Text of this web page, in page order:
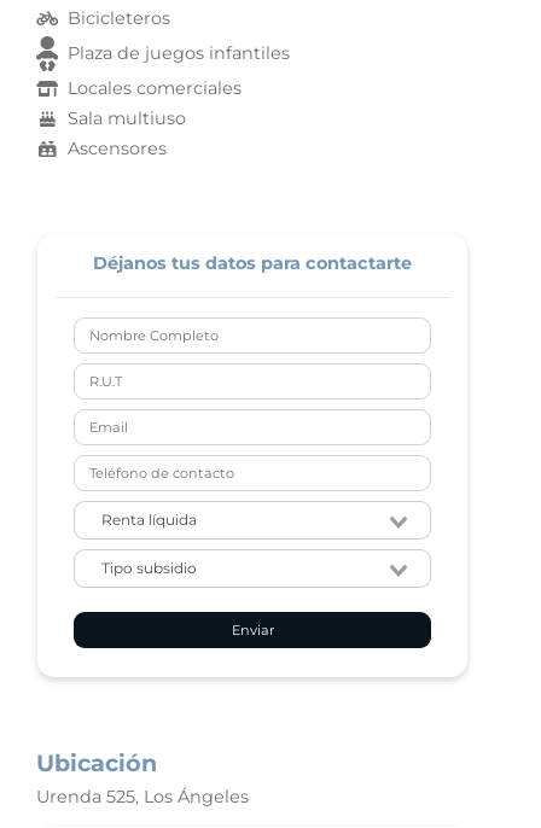
Bicicleteros
Plaza de juegos infantiles
Locales comerciales
Sala multiuso
Ascensores
Déjanos tus datos para contactarte
Enviar
Ubicación
Urenda 525, Los Ángeles